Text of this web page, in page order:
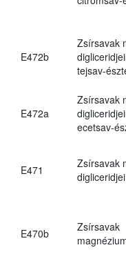
E472b
Zsírsavak
tejsav-
E472a
Zsírsavak
ecetsav-
E471
Zsírsavak
digliceridjei
E470b
Zsírsavak